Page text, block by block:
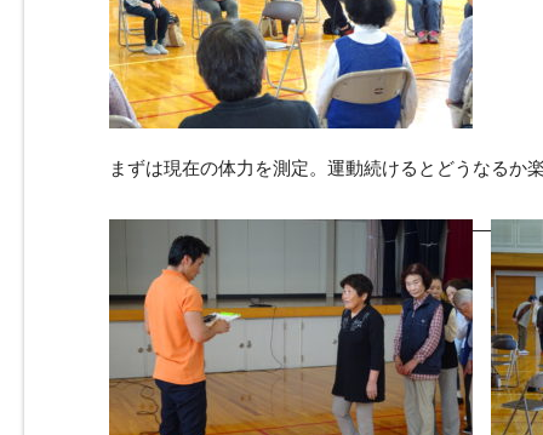
まずは現在の体力を測定。運動続けるとどうなるか